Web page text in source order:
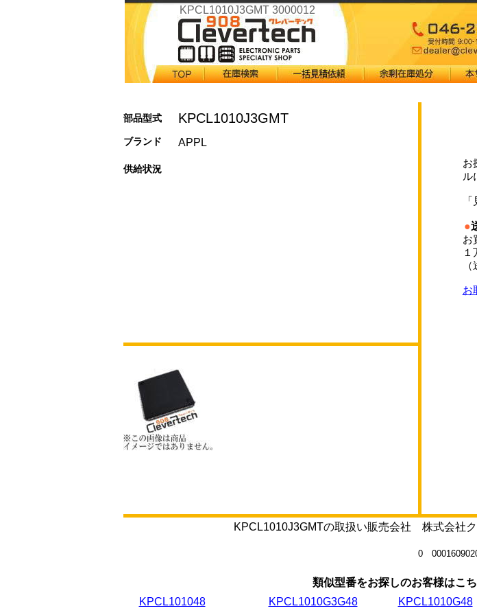
KPCL1010J3GMT 3000012
部品型式 KPCL1010J3GMT
ブランド APPL
供給状況
お
ル
●
お
お
KPCL1010J3GMTの取扱い販売会社 株式会社
0
類似型番をお探しのお客様はこ
KPCL101048
KPCL1010G3G48 KPCL1010G48